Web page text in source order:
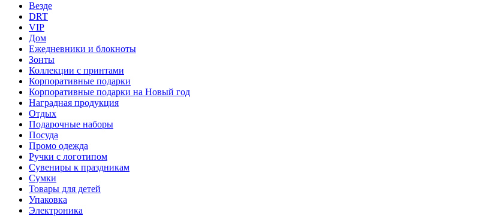
Везде
DRT
VIP
Дом
Ежедневники и блокноты
Зонты
Коллекции с принтами
Корпоративные подарки
Корпоративные подарки на Новый год
Наградная продукция
Отдых
Подарочные наборы
Посуда
Промо одежда
Ручки с логотипом
Сувениры к праздникам
Сумки
Товары для детей
Упаковка
Электроника